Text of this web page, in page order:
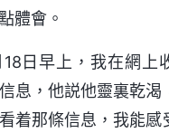
體會。
18日早上，我在網上
息，他説他靈裏乾渴
看着那條信息，我能感